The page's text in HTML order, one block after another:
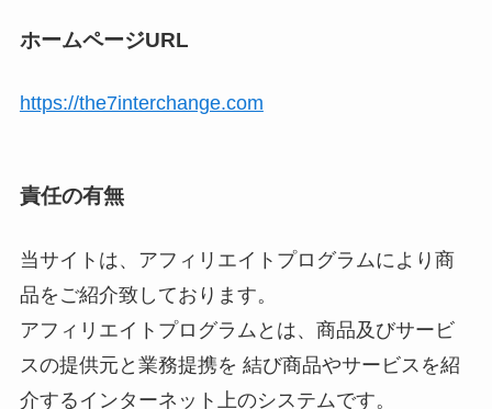
ホームページURL
https://the7interchange.com
責任の有無
当サイトは、アフィリエイトプログラムにより商
品をご紹介致しております。
アフィリエイトプログラムとは、商品及びサービ
スの提供元と業務提携を 結び商品やサービスを紹
介するインターネット上のシステムです。